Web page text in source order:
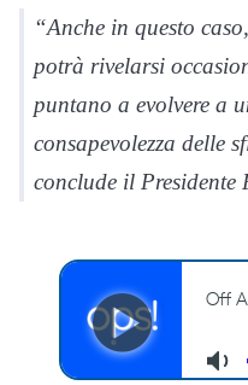
“Anche in questo
potrà rivelarsi
puntano a evolvere a
consapevolezza delle
conclude il Presidente